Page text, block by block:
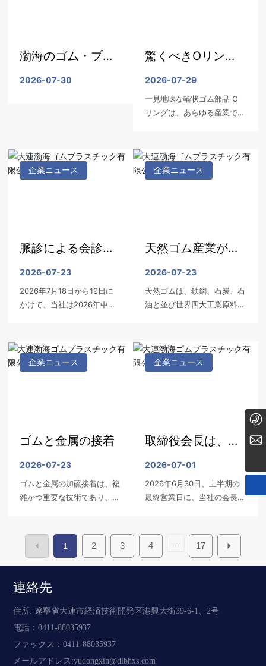
行を図っています。主な取り
渤海のゴム・プラ
スチック製シール
2026-07-30
驚くべきOリン
グ：小さなリング
が産業の安全を支
2026-07-29
一見地味な輪状ゴム部品 O
リングは、あらゆる産業で活
反発弾性により、油・ガス・
水の漏れを遮断し、静的・動
的の多様なシール環境に対応
企業ニュース
脈診による会診で
発展を図り、心を
一つにして未来像
2026-07-23
2026年7月18日から19日に
かけて、当社は2026年中間
とする経営陣および8名の基
層管理者代表が一同に出席し
ました。
企業ニュース
天然ゴム産業が史
上最大の政策メリ
ット期を迎える―
2026-07-23
天然ゴムは、鉄鋼、石炭、石
油と並び世界四大工業原料の
いて代替がきかない戦略物資
である。しかし、中国は世界
最大の天然ゴム消費国かつ輸
状況にある。
企業ニュース
ゴムと金属の接着
2026-07-23
ゴムと金属の加硫接着は、複
雑かつ重要な技術であり、自
されています。加硫プロセス
により、ゴムと金属を強固に
接合し、それぞれの優れた特
性—例えば、ゴムの弾性や耐
振動性、金属の高強度や剛性
—を活かすことで、材料全体
ができます。本稿では、加硫
接着の原理、手法、応用およ
び課題の各側面から、ゴムと
企業ニュース
取締役会長は、上
半期の総括会議に
おいて、上級管理
と、若手基層管理
者に対する期待を
2026-07-01
2026年6月30日、上半期の
最終営業日に、当社の会長は
するとともに、上級管理職に
求められる姿勢や、若手の現
場管理者に対する期待を示し
1 2 3 4 17
連絡先
住所: 遼寧省大連市経済技術開発区港興大街39-6-1、2号
電話：0411-88035937
ファックス：0411-88035937
メールアドレス:yudongxin@dlbhxs.com
liuchunhong@dlbhxs.com